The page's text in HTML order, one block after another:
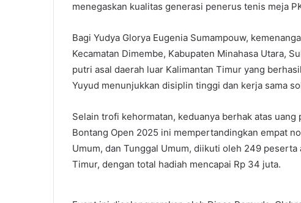
menegaskan kualitas generasi penerus tenis meja
Bagi Yudya Glorya Eugenia Sumampouw,
Kecamatan Dimembe, Kabupaten Minahasa Utara,
putri asal daerah luar Kalimantan Timur yang
Yuyud menunjukkan disiplin tinggi dan kerja sama
Selain trofi kehormatan, keduanya berhak atas
Bontang Open 2025 ini mempertandingkan empat
Umum, dan Tunggal Umum, diikuti oleh 249
Timur, dengan total hadiah mencapai Rp 34 juta.